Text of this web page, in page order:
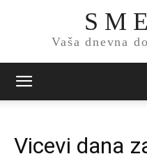
S M
Vaša dnevna
Vicevi dana